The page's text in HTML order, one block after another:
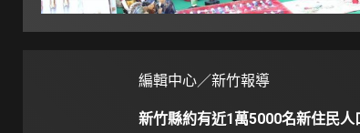
編輯中心／新竹報導
新竹縣約有近1萬5000名新住民